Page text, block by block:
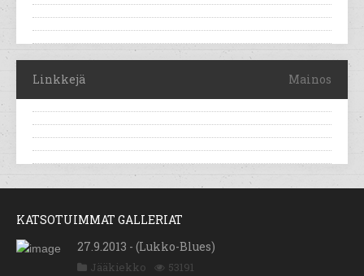
Linkkejä Mainos
KATSOTUIMMAT GALLERIAT
27.9.2013 - (Lukko-Blues)
Jääkiekko 53191